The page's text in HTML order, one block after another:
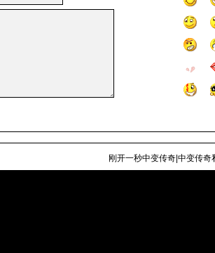
刚开一秒中变传奇|中变传